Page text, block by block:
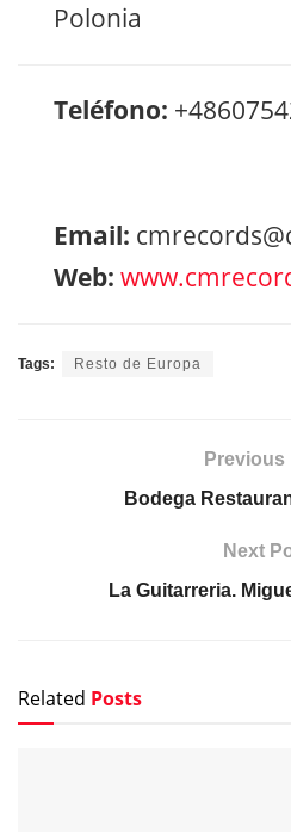
Polonia
Teléfono:
Email:
Web:
Tags: Resto de Europa
Previous
Bodega
Next
La Guitarreria.
Related Posts